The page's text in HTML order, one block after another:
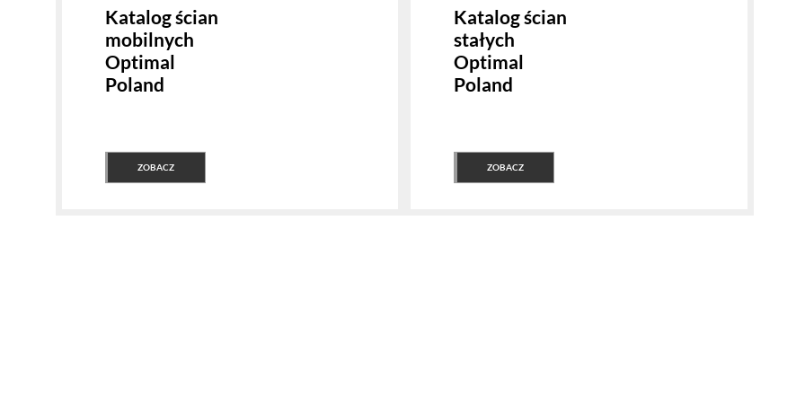
Katalog ścian
mobilnych
Optimal
Poland
ZOBACZ
Katalog ścian
stałych
Optimal
Poland
ZOBACZ